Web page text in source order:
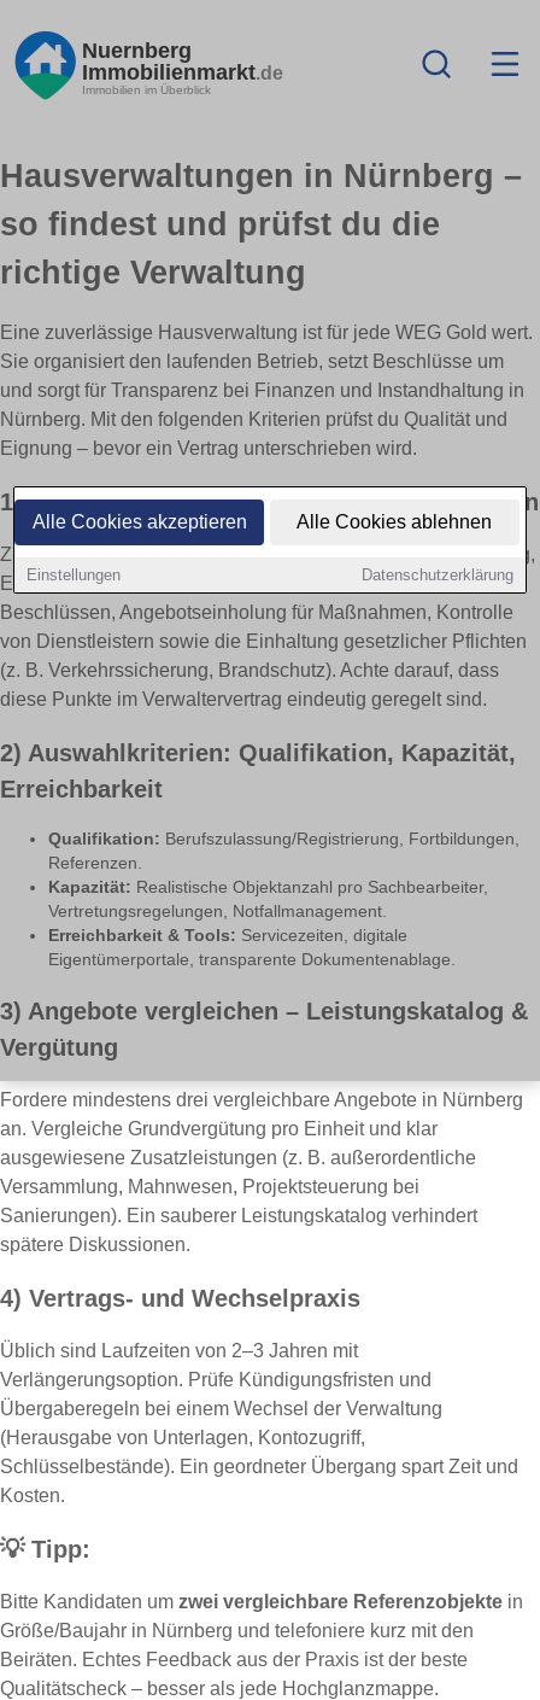
Alle Cookies akzeptieren Alle Cookies ablehnen
Einstellungen Datenschutzerklärung
Nuernberg
Immobilienmarkt.de
Immobilien im Überblick
Hausverwaltungen in Nürnberg –
so findest und prüfst du die
richtige Verwaltung
Eine zuverlässige Hausverwaltung ist für jede WEG Gold wert.
Sie organisiert den laufenden Betrieb, setzt Beschlüsse um
und sorgt für Transparenz bei Finanzen und Instandhaltung in
Nürnberg. Mit den folgenden Kriterien prüfst du Qualität und
Eignung – bevor ein Vertrag unterschrieben wird.
1) Aufgaben & Verantwortungen klar definieren
Zur Grundaufgabe zählen: Wirtschaftsplan, Jahresabrechnung,
Einberufung der Eigentümerversammlung, Durchsetzung von
Beschlüssen, Angebotseinholung für Maßnahmen, Kontrolle
von Dienstleistern sowie die Einhaltung gesetzlicher Pflichten
(z. B. Verkehrssicherung, Brandschutz). Achte darauf, dass
diese Punkte im Verwaltervertrag eindeutig geregelt sind.
2) Auswahlkriterien: Qualifikation, Kapazität,
Erreichbarkeit
Qualifikation: Berufszulassung/Registrierung, Fortbildungen,
Referenzen.
Kapazität: Realistische Objektanzahl pro Sachbearbeiter,
Vertretungsregelungen, Notfallmanagement.
Erreichbarkeit & Tools: Servicezeiten, digitale
Eigentümerportale, transparente Dokumentenablage.
3) Angebote vergleichen – Leistungskatalog &
Vergütung
Fordere mindestens drei vergleichbare Angebote in Nürnberg
an. Vergleiche Grundvergütung pro Einheit und klar
ausgewiesene Zusatzleistungen (z. B. außerordentliche
Versammlung, Mahnwesen, Projektsteuerung bei
Sanierungen). Ein sauberer Leistungskatalog verhindert
spätere Diskussionen.
4) Vertrags- und Wechselpraxis
Üblich sind Laufzeiten von 2–3 Jahren mit
Verlängerungsoption. Prüfe Kündigungsfristen und
Übergaberegeln bei einem Wechsel der Verwaltung
(Herausgabe von Unterlagen, Kontozugriff,
Schlüsselbestände). Ein geordneter Übergang spart Zeit und
Kosten.
💡Tipp:
Bitte Kandidaten um zwei vergleichbare Referenzobjekte in
Größe/Baujahr in Nürnberg und telefoniere kurz mit den
Beiräten. Echtes Feedback aus der Praxis ist der beste
Qualitätscheck – besser als jede Hochglanzmappe.